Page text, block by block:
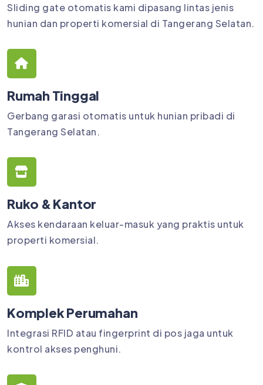
Sliding gate otomatis kami dipasang lintas jenis
hunian dan properti komersial di Tangerang Selatan.
Rumah Tinggal
Gerbang garasi otomatis untuk hunian pribadi di
Tangerang Selatan.
Ruko & Kantor
Akses kendaraan keluar-masuk yang praktis untuk
properti komersial.
Komplek Perumahan
Integrasi RFID atau fingerprint di pos jaga untuk
kontrol akses penghuni.